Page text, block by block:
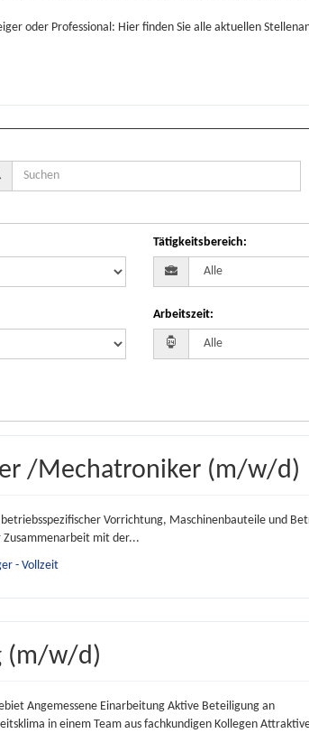
oder Professional: Hier finden Sie alle aktuellen
Tätigkeitsbereich:
Arbeitszeit:
/Mechatroniker (m/w/d)
Vorrichtung, Maschinenbauteile und
Zusammenarbeit mit der...
- Vollzeit
(m/w/d)
Angemessene Einarbeitung Aktive Beteiligung an
in einem Team aus fachkundigen Kollegen